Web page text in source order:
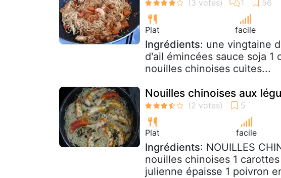
Plat facile
Ingrédients: une vingtaine
d'ail émincées sauce soja
nouilles chinoises cuites...
Nouilles chinoises aux
Plat facile
Ingrédients: NOUILLES
nouilles chinoises 1
julienne épaisse 1 poivron